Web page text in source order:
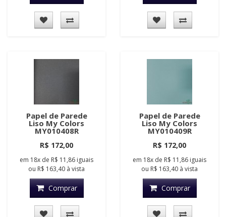
Papel de Parede
Liso My Colors
MY010408R
R$ 172,00
em 18x de R$ 11,86 iguais
ou R$ 163,40 à vista
Comprar
Papel de Parede
Liso My Colors
MY010409R
R$ 172,00
em 18x de R$ 11,86 iguais
ou R$ 163,40 à vista
Comprar